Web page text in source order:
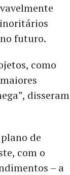
futuro.
como
disseram
de
com o
– a